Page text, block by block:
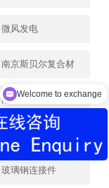
有限公司
微风发电
南京斯贝尔复合材
料仪征
南京斯贝尔复合材
料仪征有限公司
南京斯贝尔
玻璃钢连接件
Welcome to exchange